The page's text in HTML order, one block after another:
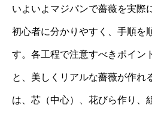
いよいよマジパンで薔薇を実際
初心者に分かりやすく、手順を
す。各工程で注意すべきポイン
と、美しくリアルな薔薇が作れ
は、芯（中心）、花びら作り、